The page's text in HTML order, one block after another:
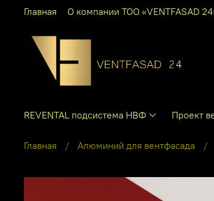
Главная О компании ТОО «VENTFASAD
REVENTAL подсистема НВФ Проект
Главная Алюминий для вентфасада